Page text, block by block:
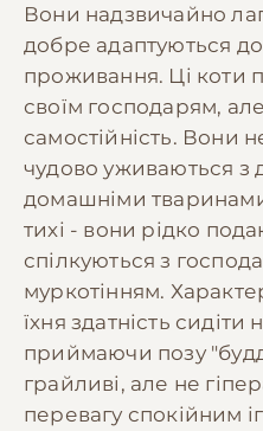
Вони надзвичайно
добре адаптуються
проживання. Ці коти
своїм господарям,
самостійність. Вони
чудово уживаються з
домашніми
тихі - вони рідко
спілкуються з
муркотінням.
їхня здатність сидіти
приймаючи позу
грайливі, але не
перевагу спокійним